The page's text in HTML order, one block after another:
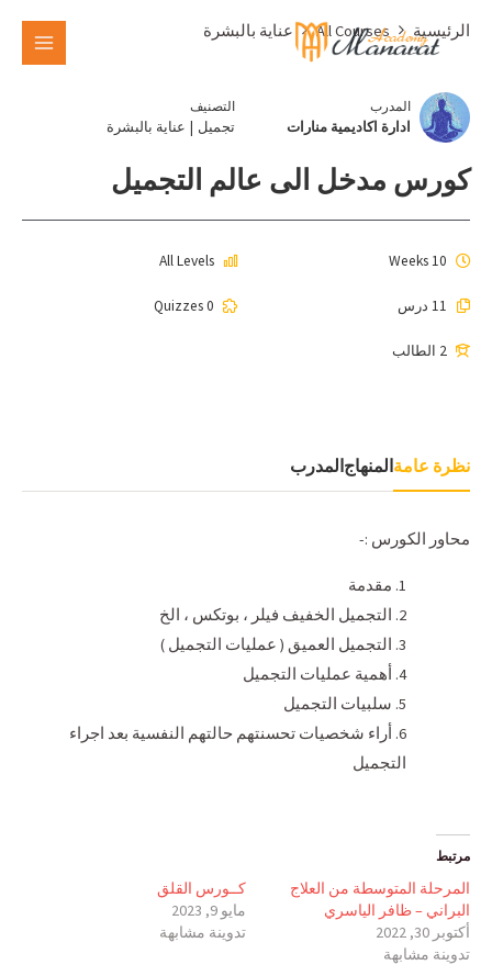
الرئيسية All Courses عناية بالبشرة
المدرب
ادارة اكاديمية منارات
التصنيف
تجميل | عناية بالبشرة
كورس مدخل الى عالم التجميل
10 Weeks
All Levels
11 درس 0 Quizzes
2 الطالب
نظرة عامةالمنهاجالمدرب
محاور الكورس :-
مقدمة
التجميل الخفيف فيلر ، بوتكس ، الخ
التجميل العميق ( عمليات التجميل )
أهمية عمليات التجميل
سلبيات التجميل
أراء شخصيات تحسنتهم حالتهم النفسية بعد اجراء
التجميل
مرتبط
المرحلة المتوسطة من العلاج
البراني – ظافر الياسري
أكتوبر 30, 2022
تدوينة مشابهة
كــورس القلق
مايو 9, 2023
تدوينة مشابهة